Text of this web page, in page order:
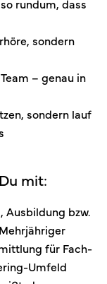
rundum, dass
sondern
– genau in
sondern lauf
mit:
Ausbildung bzw.
für Fach-
Umfeld